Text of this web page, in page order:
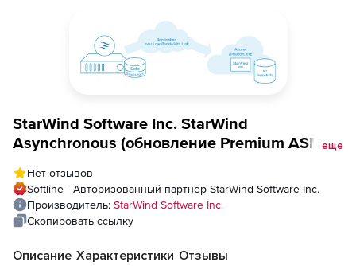
StarWind Software Inc. StarWind
Asynchronous (обновление Premium ASM),
Cloud VTL Standard + Veeam Essentials
Enterprise
еще
Нет отзывов
Softline - Авторизованный партнер StarWind Software Inc.
Производитель: StarWind Software Inc.
Скопировать ссылку
Описание Характеристики Отзывы